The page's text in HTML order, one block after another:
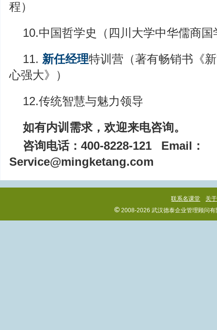
程）
10.中国哲学史（四川大学中华儒商国
11. 新任经理特训营（著有畅销书《
心强大》）
12.传统智慧与魅力领导
如有内训需求，欢迎来电咨询。
咨询电话：400-8228-121
Email：
Service@mingketang.com
联系名课堂 关
© 2008-2026 武汉德泰企业管理顾问